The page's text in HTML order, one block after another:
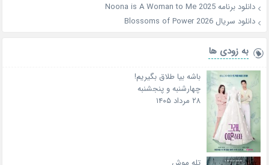
دانلود برنامه Noona is A Woman to Me 2025
دانلود سریال Blossoms of Power 2026
به زودی ها
باشه بیا طلاق بگیریم!
چهارشنبه و پنجشنبه
۲۸ مرداد ۱۴۰۵